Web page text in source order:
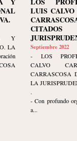
Y
LA
LUIS CALVO
Septiembre 2022
- LOS
CALVO
CARRASCOSA
LA
.
- Con profundo
a...